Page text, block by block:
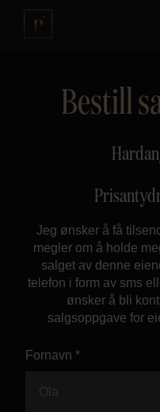
Kjøpe
Nybygg
Næring
Finansiering
Bestill
Jeg ønsker å få
megler om å holde
salget av denne
telefon i form av sms
ønsker å bli
salgsoppgave for
Fornavn *